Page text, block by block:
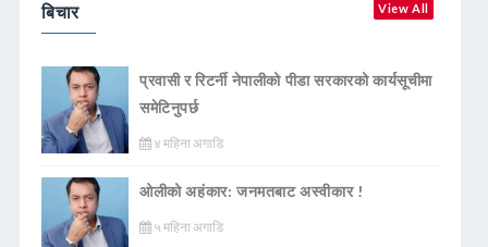
बिचार View All
प्रवासी र रिटर्नी नेपालीको पीडा सरकारको कार्यसूचीमा
समेटिनुपर्छ
४ महिना अगाडि
ओलीको अहंकार: जनमतबाट अस्वीकार !
५ महिना अगाडि